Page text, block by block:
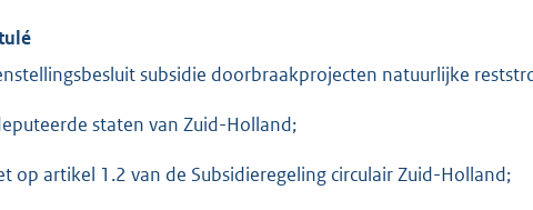
subsidie doorbraakprojecten natuurlijke
staten van Zuid-Holland;
op artikel 1.2 van de Subsidieregeling circulair Zuid-Holland;